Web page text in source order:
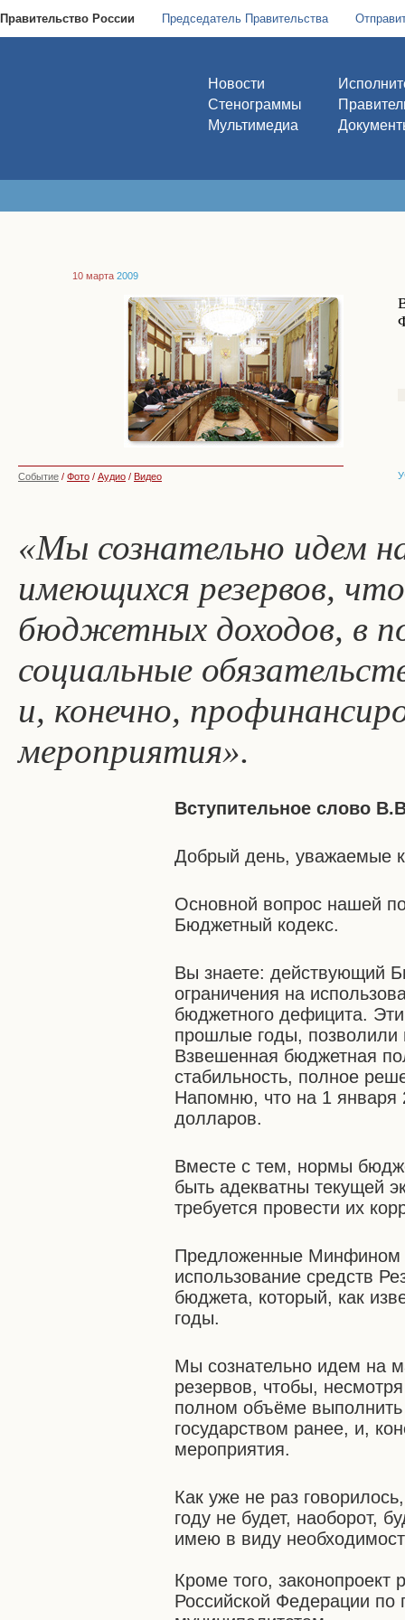
Правительство России Председатель Правительства
Новости
Стенограммы
Мультимедиа
10 марта 2009
Событие / Фото / Аудио / Видео
«Мы сознательно идем
имеющихся резервов,
бюджетных доходов, в
социальные
и, конечно,
мероприятия».
Вступительное слово
Добрый день, уважаемые
Основной вопрос нашей
Бюджетный кодекс.
Вы знаете: действующий
ограничения на
бюджетного дефицита.
прошлые годы, позволили
Взвешенная бюджетная
стабильность, полное
Напомню, что на 1 января
долларов.
Вместе с тем, нормы
быть адекватны текущей
требуется провести их
Предложенные Минфином
использование средств
бюджета, который, как
годы.
Мы сознательно идем на
резервов, чтобы,
полном объёме выполнить
государством ранее, и,
мероприятия.
Как уже не раз
году не будет, наоборот,
имею в виду
Кроме того, законопроект
Российской Федерации